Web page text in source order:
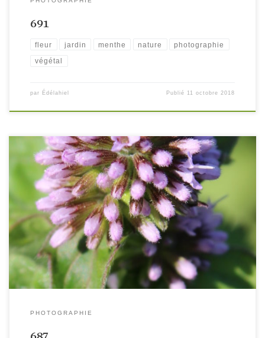
691
fleur jardin menthe nature photographie
végétal
par Édélahiel Publié 11 octobre 2018
PHOTOGRAPHIE